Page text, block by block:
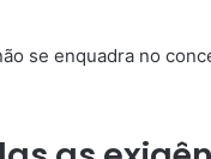
se enquadra no